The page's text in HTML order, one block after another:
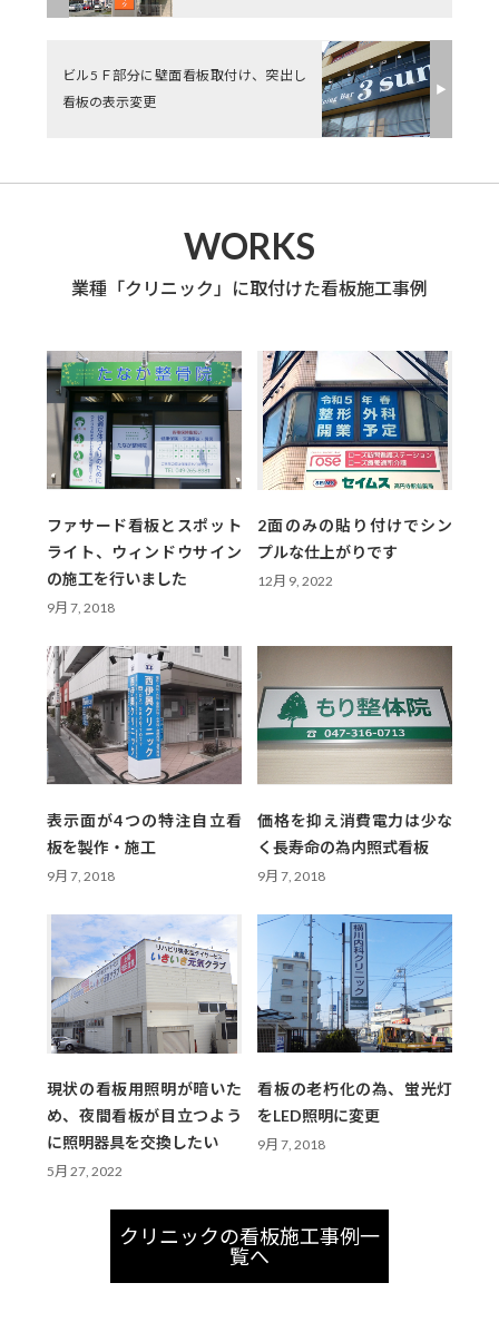
ビル5Ｆ部分に壁面看板取付け、突出し
看板の表示変更
▶︎
WORKS
業種「クリニック」に取付けた看板施工事例
ファサード看板とスポット
ライト、ウィンドウサイン
の施工を行いました
9月 7, 2018
2面のみの貼り付けでシン
プルな仕上がりです
12月 9, 2022
表示面が4つの特注自立看
板を製作・施工
9月 7, 2018
価格を抑え消費電力は少な
く長寿命の為内照式看板
9月 7, 2018
現状の看板用照明が暗いた
め、夜間看板が目立つよう
に照明器具を交換したい
5月 27, 2022
看板の老朽化の為、蛍光灯
をLED照明に変更
9月 7, 2018
クリニックの看板施工事例一
覧へ